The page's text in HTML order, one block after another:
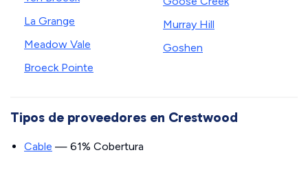
La Grange
Meadow Vale
Broeck Pointe
Murray Hill
Goshen
Tipos de proveedores en Crestwood
Cable — 61% Cobertura